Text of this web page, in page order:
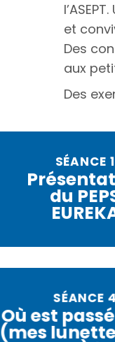
et
Des
aux
Des
SÉANCE 1
du
SÉANCE 4
Où est
(mes